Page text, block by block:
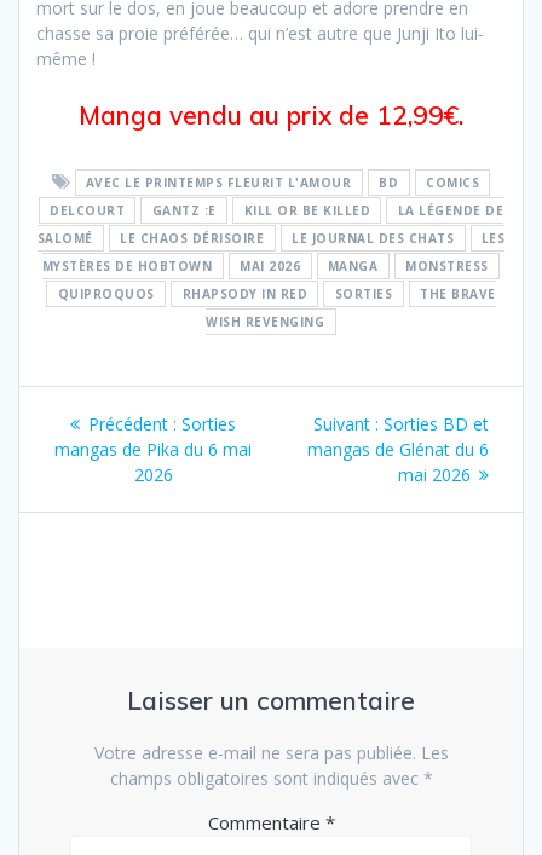
mort sur le dos, en joue beaucoup et adore prendre en
chasse sa proie préférée… qui n’est autre que Junji Ito lui-
même !
Manga vendu au prix de 12,99€.
AVEC LE PRINTEMPS FLEURIT L'AMOUR BD
COMICS
DELCOURT
GANTZ :E KILL OR BE KILLED
LA LÉGENDE DE
SALOMÉ
LE CHAOS DÉRISOIRE LE JOURNAL DES CHATS
LES
MYSTÈRES DE HOBTOWN
MAI 2026 MANGA
MONSTRESS
QUIPROQUOS
RHAPSODY IN RED SORTIES
THE BRAVE
WISH REVENGING
Navigation
de
l’article
Précédent : Article
précédent
Sorties
mangas de Pika du 6 mai
2026
Suivant : Article
suivant
Sorties BD et
mangas de Glénat du 6
mai 2026
Laisser un commentaire
Votre adresse e-mail ne sera pas publiée. Les
champs obligatoires sont indiqués avec *
Commentaire *